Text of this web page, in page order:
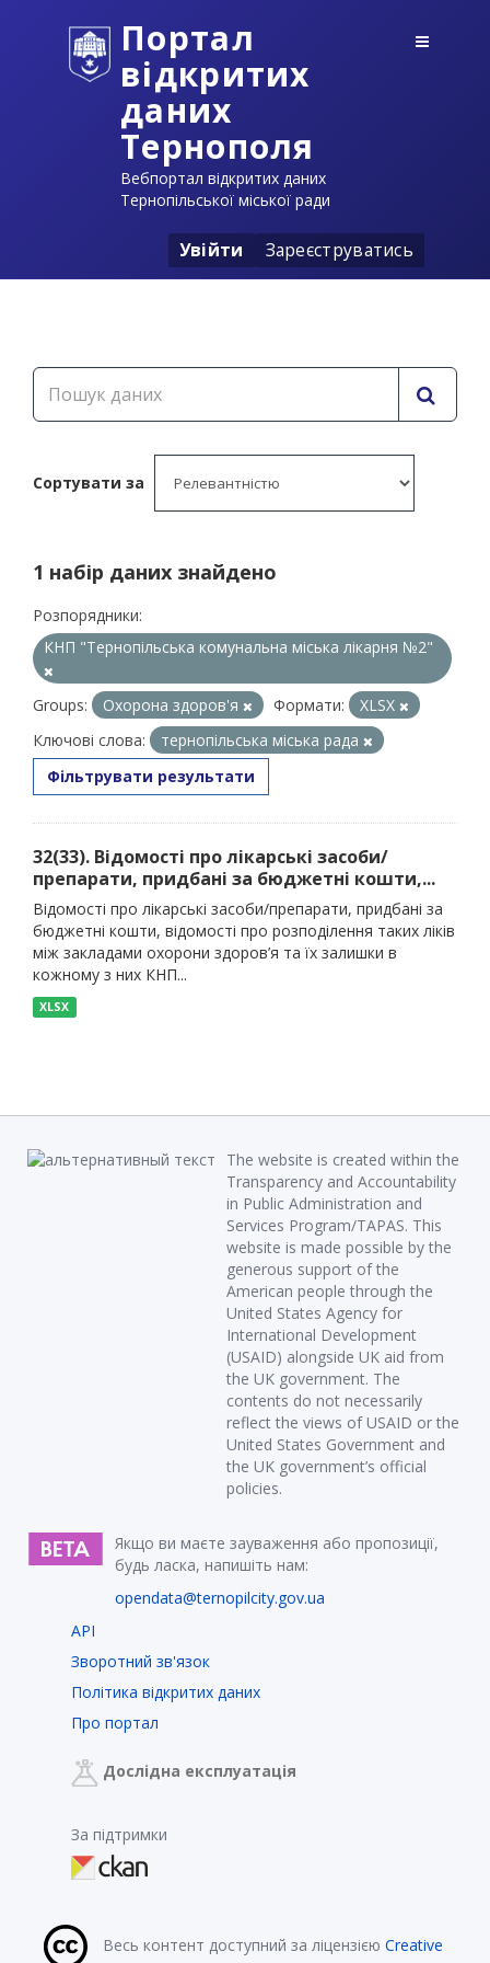
Портал
відкритих
даних
Тернополя
Вебпортал відкритих даних
Тернопільської міської ради
Увійти Зареєструватись
Сортувати за
1 набір даних знайдено
Розпорядники:
КНП "Тернопільська комунальна міська лікарня №2"
Groups: Охорона здоров'я Формати:
XLSX
Ключові слова:
тернопільська міська рада
Фільтрувати результати
32(33). Відомості про лікарські засоби/
препарати, придбані за бюджетні кошти,...
Відомості про лікарські засоби/препарати, придбані за
бюджетні кошти, відомості про розподілення таких ліків
між закладами охорони здоров’я та їх залишки в
кожному з них КНП...
XLSX
The website is created within the
Transparency and Accountability
in Public Administration and
Services Program/TAPAS. This
website is made possible by the
generous support of the
American people through the
United States Agency for
International Development
(USAID) alongside UK aid from
the UK government. The
contents do not necessarily
reflect the views of USAID or the
United States Government and
the UK government’s official
policies.
Якщо ви маєте зауваження або пропозиції,
будь ласка, напишіть нам:
opendata@ternopilcity.gov.ua
API
Зворотний зв'язок
Політика відкритих даних
Про портал
Дослідна експлуатація
За підтримки
Весь контент доступний за ліцензією Creative